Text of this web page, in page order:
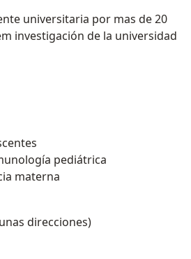
universitaria por mas de 20
investigación de la universidad
pediátrica
materna
direcciones)